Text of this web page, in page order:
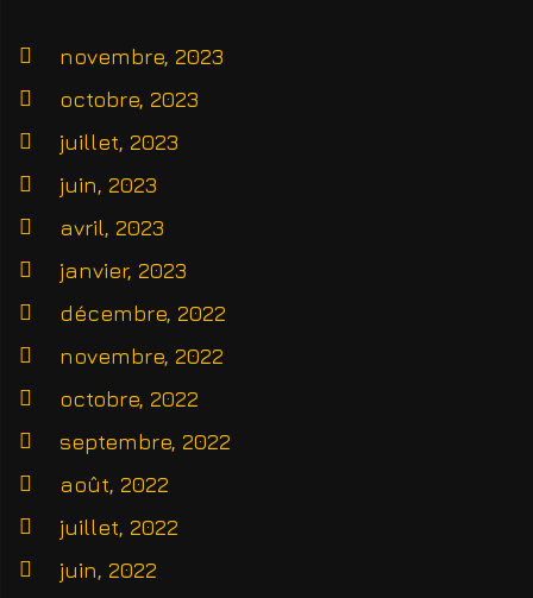
novembre, 2023
octobre, 2023
juillet, 2023
juin, 2023
avril, 2023
janvier, 2023
décembre, 2022
novembre, 2022
octobre, 2022
septembre, 2022
août, 2022
juillet, 2022
juin, 2022